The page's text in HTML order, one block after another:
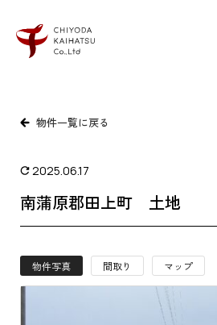
物件一覧に戻る
2025.06.17
南蒲原郡田上町 土地
物件写真 間取り マップ